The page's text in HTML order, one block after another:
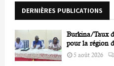
DERNIÈRES PUBLICATIONS
Burkina/Taux
pour la région
5 août 2026